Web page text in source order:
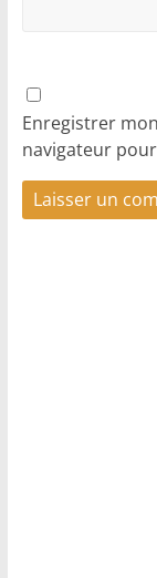
Enregistrer
navigateur